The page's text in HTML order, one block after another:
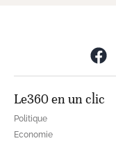
Le360 en un clic
Politique
Economie